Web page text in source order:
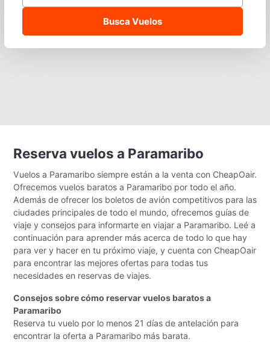
Reserva vuelos a Paramaribo
Vuelos a Paramaribo siempre están a la venta con CheapOair.
Ofrecemos vuelos baratos a Paramaribo por todo el año.
Además de ofrecer los boletos de avión competitivos para las
ciudades principales de todo el mundo, ofrecemos guías de
viaje y consejos para informarte en viajar a Paramaribo. Leé a
continuación para aprender más acerca de todo lo que hay
para ver y hacer en tu próximo viaje, y cuenta con CheapOair
para encontrar las mejores ofertas para todas tus
necesidades en reservas de viajes.
Consejos sobre cómo reservar vuelos baratos a
Paramaribo
Reserva tu vuelo por lo menos 21 días de antelación para
encontrar la oferta a Paramaribo más barata.